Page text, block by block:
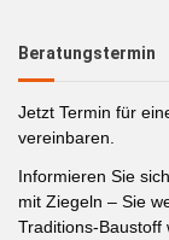
Beratungstermin
Jetzt Termin für
vereinbaren.
Informieren Sie
mit Ziegeln – Sie
Traditions-Baustoff